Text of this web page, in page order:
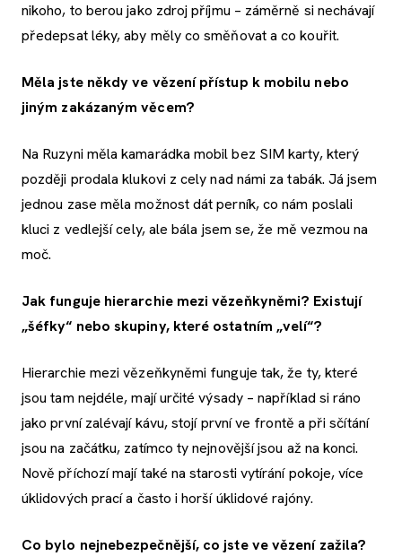
nikoho, to berou jako zdroj příjmu – záměrně si nechávají
předepsat léky, aby měly co směňovat a co kouřit.
Měla jste někdy ve vězení přístup k mobilu nebo
jiným zakázaným věcem?
Na Ruzyni měla kamarádka mobil bez SIM karty, který
později prodala klukovi z cely nad námi za tabák. Já jsem
jednou zase měla možnost dát perník, co nám poslali
kluci z vedlejší cely, ale bála jsem se, že mě vezmou na
moč.
Jak funguje hierarchie mezi vězeňkyněmi? Existují
„šéfky“ nebo skupiny, které ostatním „velí“?
Hierarchie mezi vězeňkyněmi funguje tak, že ty, které
jsou tam nejdéle, mají určité výsady – například si ráno
jako první zalévají kávu, stojí první ve frontě a při sčítání
jsou na začátku, zatímco ty nejnovější jsou až na konci.
Nově příchozí mají také na starosti vytírání pokoje, více
úklidových prací a často i horší úklidové rajóny.
Co bylo nejnebezpečnější, co jste ve vězení zažila?